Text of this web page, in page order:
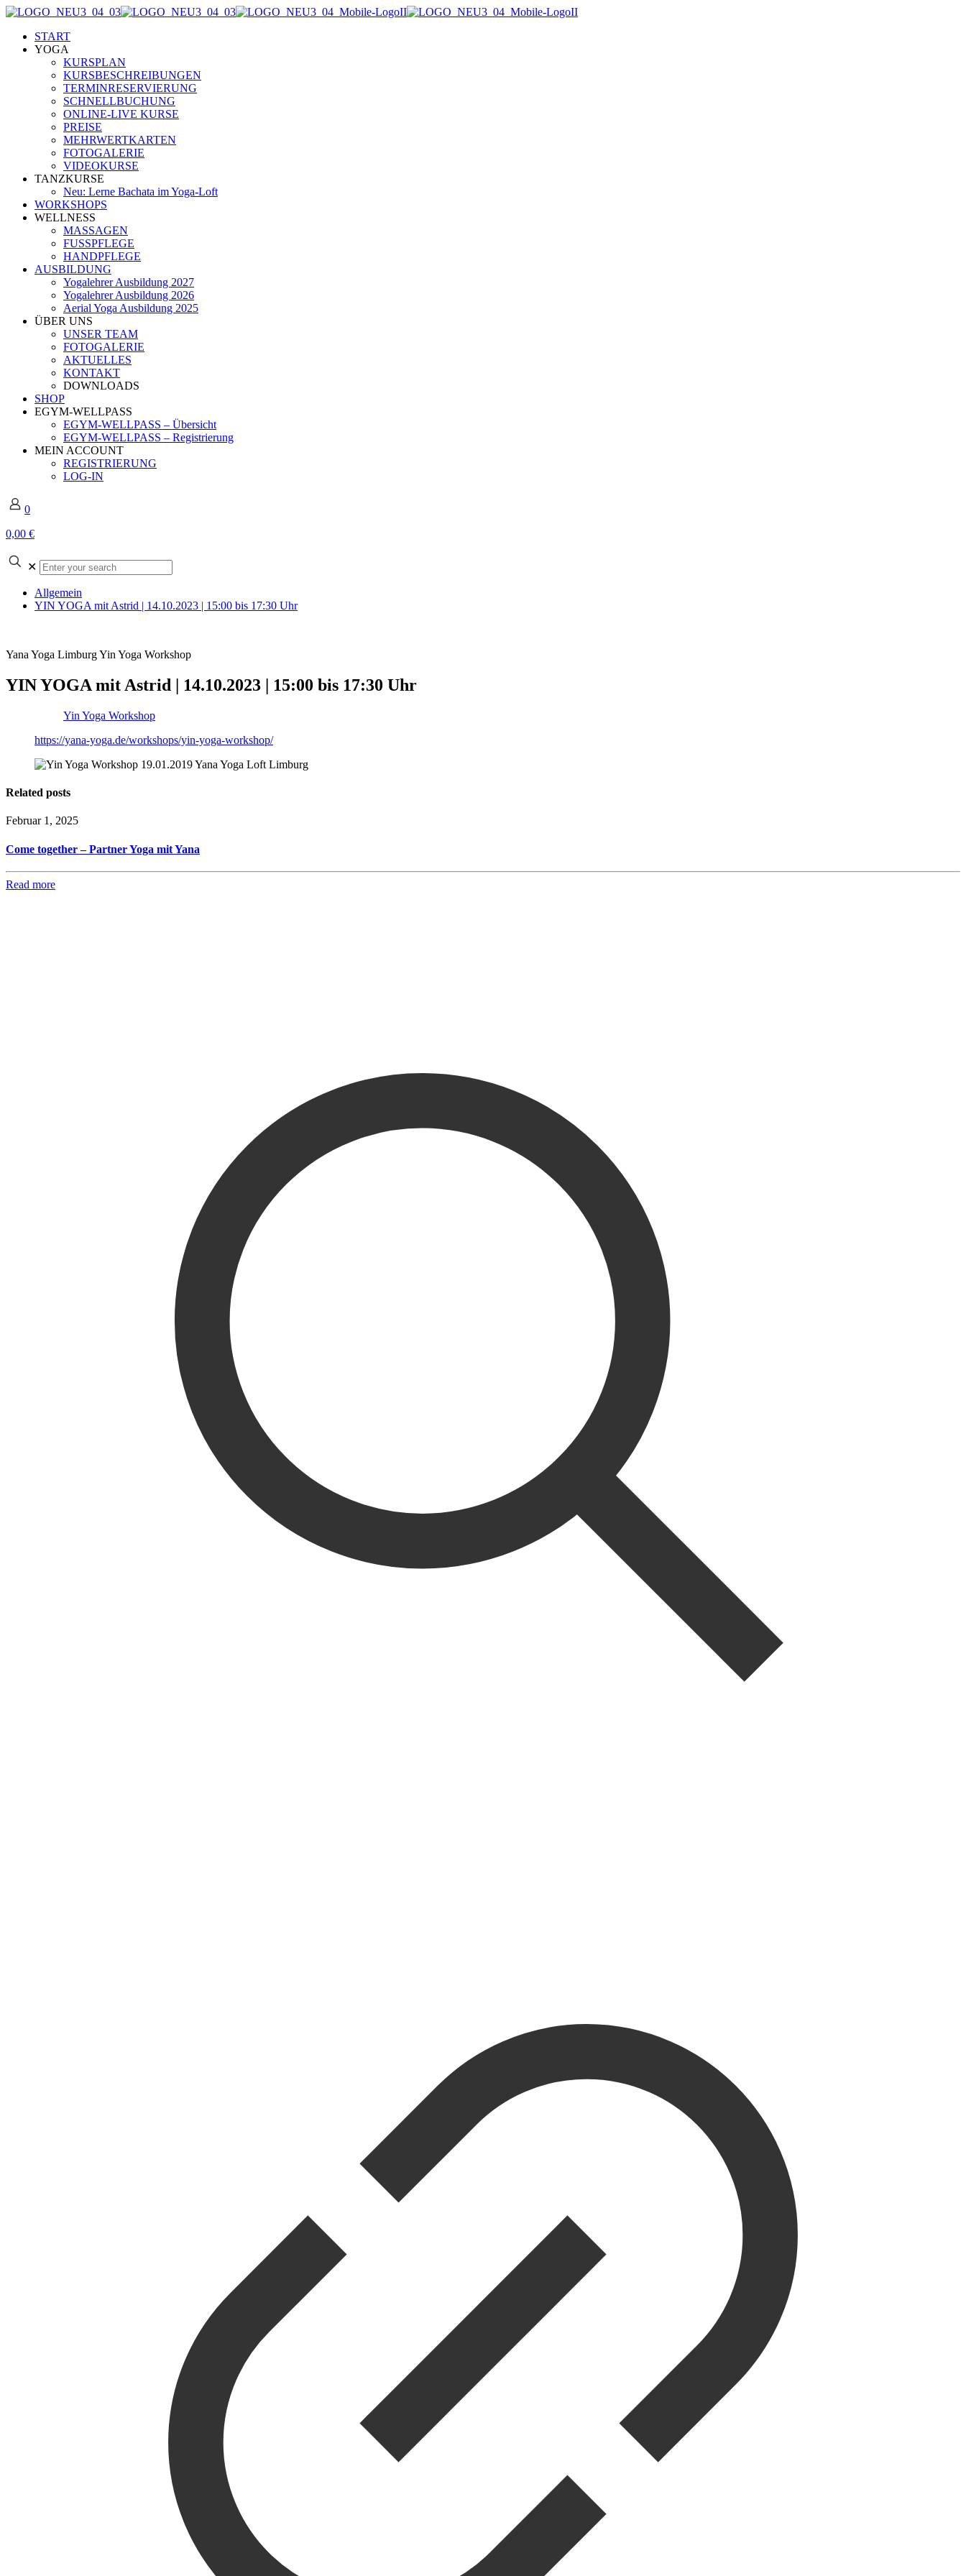
START
YOGA
KURSPLAN
KURSBESCHREIBUNGEN
TERMINRESERVIERUNG
SCHNELLBUCHUNG
ONLINE-LIVE KURSE
PREISE
MEHRWERTKARTEN
FOTOGALERIE
VIDEOKURSE
TANZKURSE
Neu: Lerne Bachata im Yoga-Loft
WORKSHOPS
WELLNESS
MASSAGEN
FUSSPFLEGE
HANDPFLEGE
AUSBILDUNG
Yogalehrer Ausbildung 2027
Yogalehrer Ausbildung 2026
Aerial Yoga Ausbildung 2025
ÜBER UNS
UNSER TEAM
FOTOGALERIE
AKTUELLES
KONTAKT
DOWNLOADS
SHOP
EGYM-WELLPASS
EGYM-WELLPASS – Übersicht
EGYM-WELLPASS – Registrierung
MEIN ACCOUNT
REGISTRIERUNG
LOG-IN
0
0,00 €
✕
Enter
your
Allgemein
YIN YOGA mit Astrid | 14.10.2023 | 15:00 bis 17:30 Uhr
Yana Yoga Limburg Yin Yoga Workshop
YIN YOGA mit Astrid | 14.10.2023 | 15:00 bis 17:30 Uhr
Yin Yoga Workshop
https://yana-yoga.de/workshops/yin-yoga-workshop/
Related posts
Februar 1, 2025
Come together – Partner Yoga mit Yana
Read more